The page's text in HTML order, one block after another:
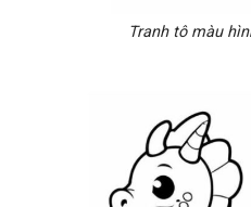
Tranh tô màu